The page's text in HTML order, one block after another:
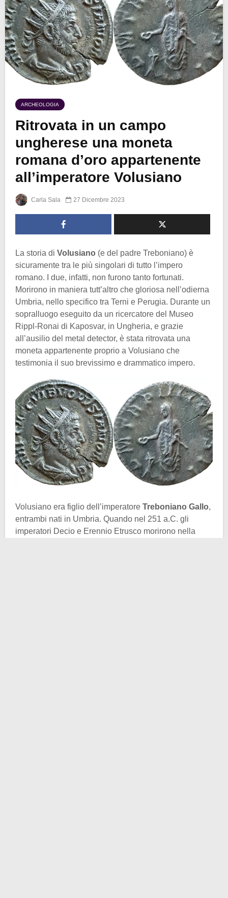
ARCHEOLOGIA
Ritrovata in un campo
ungherese una moneta
romana d’oro appartenente
all’imperatore Volusiano
Carla Sala 27 Dicembre 2023
La storia di Volusiano (e del padre Treboniano) è
sicuramente tra le più singolari di tutto l’impero
romano. I due, infatti, non furono tanto fortunati.
Morirono in maniera tutt’altro che gloriosa nell’odierna
Umbria, nello specifico tra Terni e Perugia. Durante un
sopralluogo eseguito da un ricercatore del Museo
Rippl-Ronai di Kaposvar, in Ungheria, e grazie
all’ausilio del metal detector, è stata ritrovata una
moneta appartenente proprio a Volusiano che
testimonia il suo brevissimo e drammatico impero.
Volusiano era figlio dell’imperatore Treboniano Gallo,
entrambi nati in Umbria. Quando nel 251 a.C. gli
imperatori Decio e Erennio Etrusco morirono nella